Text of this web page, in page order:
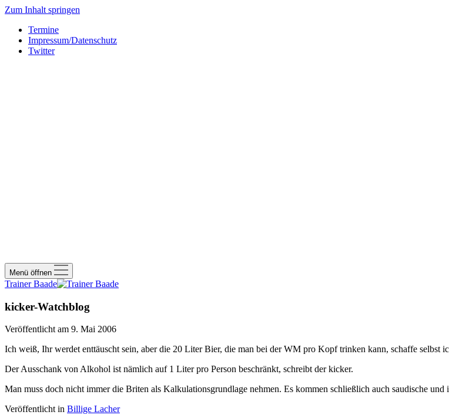
Zum Inhalt springen
Termine
Impressum/Datenschutz
Twitter
Menü öffnen
Trainer Baade
kicker-Watchblog
Veröffentlicht am 9. Mai 2006
Ich weiß, Ihr werdet enttäuscht sein, aber die 20 Liter Bier, die man bei der WM pro Kopf trinken kann, schaffe selbst
Der Ausschank von Alkohol ist nämlich auf 1 Liter pro Person beschränkt, schreibt der kicker.
Man muss doch nicht immer die Briten als Kalkulationsgrundlage nehmen. Es kommen schließlich auch saudische und
Veröffentlicht in Billige Lacher